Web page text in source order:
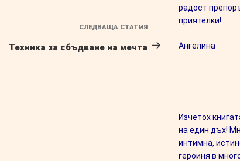
Следваща
публикация
СЛЕДВАЩА СТАТИЯ
Техника за сбъдване на мечта
радост
приятелки!
Ангелина
Изчетох
на един дъх!
интимна,
героиня в